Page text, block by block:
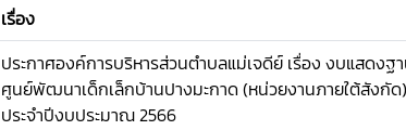
เรื่อง
ประกาศองค์การบริหารส่วนตำบลแม่เจดีย์ เรื่อง งบแสดงฐา
ศูนย์พัฒนาเด็กเล็กบ้านปางมะกาด (หน่วยงานภายใต้สังกัด
ประจำปีงบประมาณ 2566